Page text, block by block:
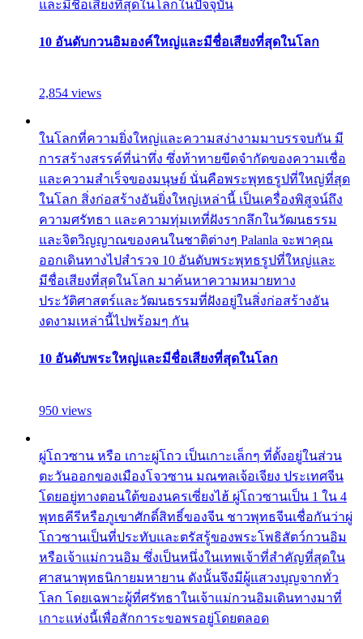
และมีชื่อเสียงที่สุดในโลกในปัจจุบัน
10 อันดับกวนอิมองค์ใหญ่และมีชื่อเสียงที่สุดในโลก
2,854 views
ในโลกที่ความยิ่งใหญ่และความสง่างามมาบรรจบกัน มี
การสร้างสรรค์ที่น่าทึ่ง ซึ่งท้าทายขีดจำกัดของความเชื่อ
และความสำเร็จของมนุษย์ นั่นคือพระพุทธรูปที่ใหญ่ที่สุด
ในโลก สิ่งก่อสร้างอันยิ่งใหญ่เหล่านี้ เป็นเครื่องพิสูจน์ถึง
ความศรัทธา และความทุ่มเทที่ฝังรากลึกในวัฒนธรรม
และจิตวิญญาณของคนในชาติต่างๆ Palanla จะพาคุณ
ออกเดินทางไปสำรวจ 10 อันดับพระพุทธรูปที่ใหญ่และ
มีชื่อเสียงที่สุดในโลก มาค้นหาความหมายทาง
ประวัติศาสตร์และวัฒนธรรมที่ฝังอยู่ในสิ่งก่อสร้างอัน
งดงามเหล่านี้ไปพร้อมๆ กัน
10 อันดับพระใหญ่และมีชื่อเสียงที่สุดในโลก
950 views
ผู่โถวซาน หรือ เกาะผู่โถว เป็นเกาะเล็กๆ ที่ตั้งอยู่ในส่วน
ตะวันออกของเมืองโจวซาน มณฑลเจ้อเจียง ประเทศจีน
โดยอยู่ทางตอนใต้ของนครเซี่ยงไฮ้ ผู่โถวซานเป็น 1 ใน 4
พุทธคีรีหรือภูเขาศักดิ์สิทธิ์ของจีน ชาวพุทธจีนเชื่อกันว่าผู่
โถวซานเป็นที่ประทับและตรัสรู้ของพระโพธิสัตว์กวนอิม
หรือเจ้าแม่กวนอิม ซึ่งเป็นหนึ่งในเทพเจ้าที่สำคัญที่สุดใน
ศาสนาพุทธนิกายมหายาน ดังนั้นจึงมีผู้แสวงบุญจากทั่ว
โลก โดยเฉพาะผู้ที่ศรัทธาในเจ้าแม่กวนอิมเดินทางมาที่
เกาะแห่งนี้เพื่อสักการะขอพรอยู่โดยตลอด